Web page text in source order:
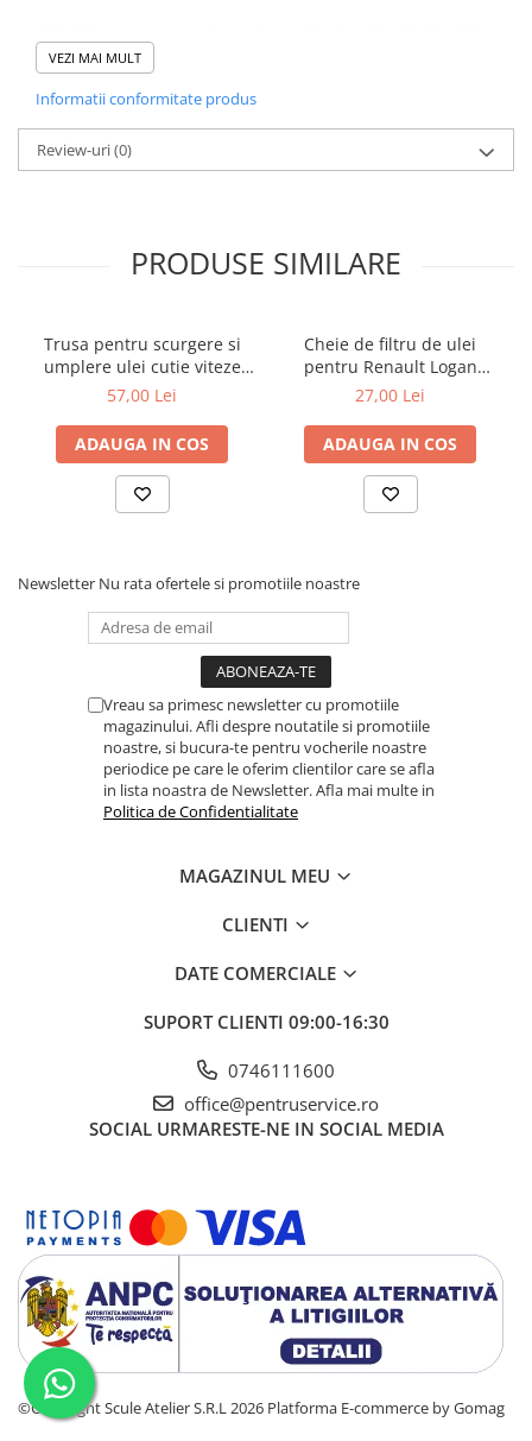
210, 230
Ø 90/150 mm Mercedes Benz (W126, 140, 100, 200, 230) Opel, GM,
Peugeot (406.605), Rover, Hyundai, Saab, Volvo, VW, Fiat, Mazda,
VEZI MAI MULT
Informatii conformitate produs
Review-uri(0)
PRODUSE SIMILARE
Trusa pentru scurgere si
umplere ulei cutie viteze
automata Mercedes 9G
57,00 Lei
ADAUGA IN COS
Cheie de filtru de ulei
pentru Renault Logan
diesel 3/8" cu 76mm x 12
27,00 Lei
ADAUGA IN COS
Newsletter Nu rata ofertele si promotiile noastre
Vreau sa primesc newsletter cu promotiile
magazinului. Afli despre noutatile si promotiile
noastre, si bucura-te pentru vocherile noastre
periodice pe care le oferim clientilor care se afla
in lista noastra de Newsletter. Afla mai multe in
Politica de Confidentialitate
MAGAZINUL MEU
CLIENTI
DATE COMERCIALE
SUPORT CLIENTI 09:00-16:30
0746111600
office@pentruservice.ro
SOCIAL URMARESTE-NE IN SOCIAL MEDIA
©Copyright Scule Atelier S.R.L 2026 Platforma E-commerce by Gomag